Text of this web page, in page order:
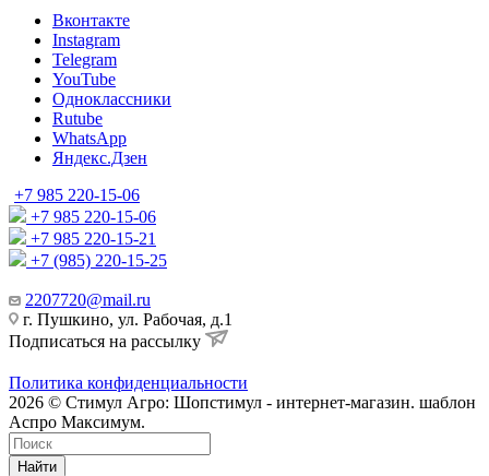
Вконтакте
Instagram
Telegram
YouTube
Одноклассники
Rutube
WhatsApp
Яндекс.Дзен
+7 985 220-15-06
+7 985 220-15-06
+7 985 220-15-21
+7 (985) 220-15-25
2207720@mail.ru
г. Пушкино, ул. Рабочая, д.1
Подписаться на рассылку
Политика конфиденциальности
2026 © Стимул Агро: Шопстимул - интернет-магазин. шаблон
Аспро Максимум.
Найти